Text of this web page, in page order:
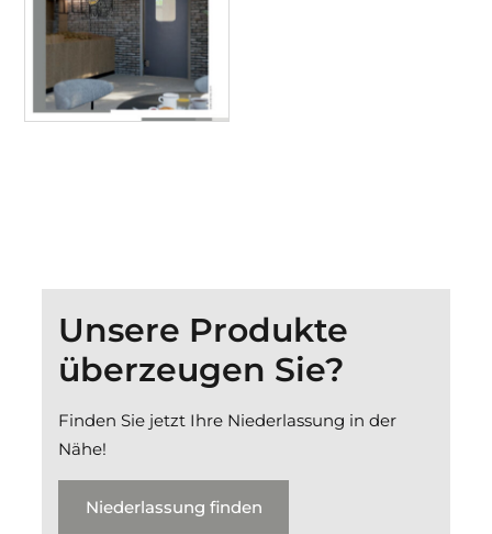
Unsere Produkte
überzeugen Sie?
Finden Sie jetzt Ihre Niederlassung in der
Nähe!
Niederlassung finden